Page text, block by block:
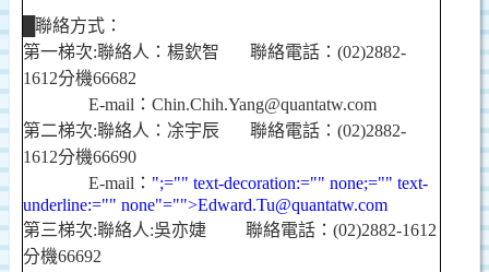
█聯絡方式：
第一梯次:聯絡人：楊欽智 聯絡電話：(02)2882-
1612分機66682
E-mail ：Chin.Chih.Yang@quantatw.com
第二梯次:聯絡人：凃宇辰 聯絡電話：(02)2882-
1612分機66690
E-mail ： ";="" text-decoration:="" none;="" text-
underline:="" none"="">Edward.Tu@quantatw.com
第三梯次:聯絡人:吳亦婕 聯絡電話：(02)2882-1612
分機66692